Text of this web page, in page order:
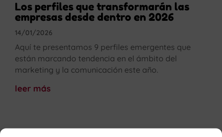
Los perfiles que transformarán las
empresas desde dentro en 2026
14/01/2026
Aquí te presentamos 9 perfiles emergentes que
están marcando tendencia en el ámbito del
marketing y la comunicación este año.
leer más